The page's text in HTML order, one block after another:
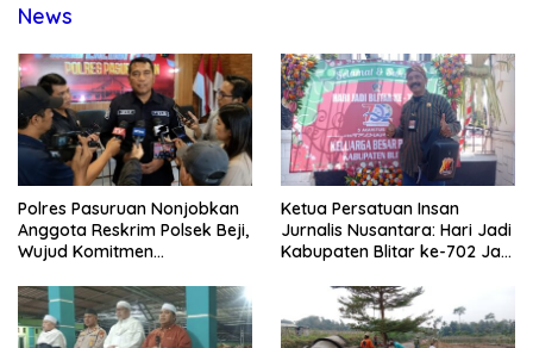
News
Polres Pasuruan Nonjobkan
Anggota Reskrim Polsek Beji,
Wujud Komitmen
Dugaan Penganiayaan
Ketua Persatuan Insan
Jurnalis Nusantara: Hari Jadi
Kabupaten Blitar ke-702 Jadi
Pembangunan